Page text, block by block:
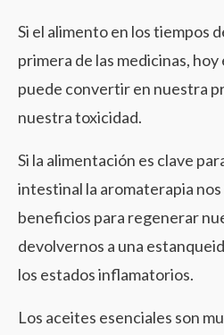
Si el alimento en los tiempos
primera de las medicinas, hoy
puede convertir en nuestra
nuestra toxicidad.
Si la alimentación es clave
intestinal la aromaterapia
beneficios para regenerar
devolvernos a una
los estados inflamatorios.
Los aceites esenciales son